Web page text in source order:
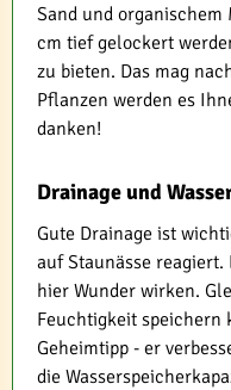
Sand und
cm tief gelockert
zu bieten. Das mag
Pflanzen werden es
danken!
Drainage und
Gute Drainage ist
auf Staunässe
hier Wunder wirken.
Feuchtigkeit speichern
Geheimtipp - er
die